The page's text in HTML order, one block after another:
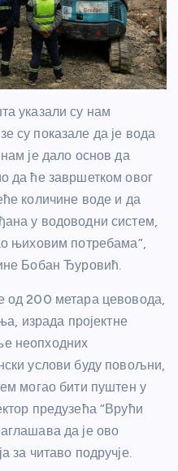
указали су нам
су показале да је вода
је дало основ да
да ће завршетком овог
количине воде и да
у водоводни систем,
њиховим потребама”,
Бобан Ђуровић.
200 метара цевовода,
израда пројектне
неопходних
услови буду повољни,
могао бити пуштен у
предузећа “Врући
да је ово
за читаво подручје.